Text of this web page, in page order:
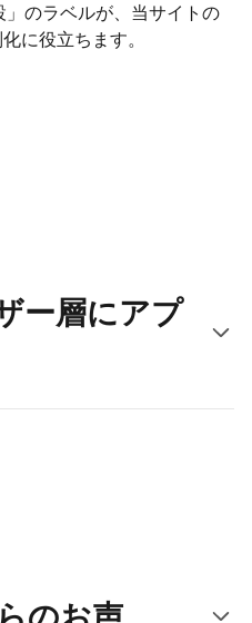
のラベルが、当サイトの
に役立ちます。
ー層にアプ
プローチする